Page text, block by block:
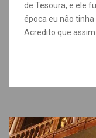
de Tesoura, e ele
época eu não
Acredito que assim